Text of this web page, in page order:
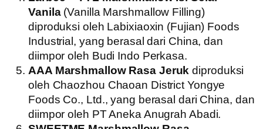
Vanila(Vanilla Marshmallow Filling)
diproduksi oleh Labixiaoxin (Fujian) Foods
Industrial, yang berasal dari China, dan
diimpor oleh Budi Indo Perkasa.
AAA Marshmallow Rasa Jeruk diproduksi
oleh Chaozhou Chaoan District Yongye
Foods Co., Ltd., yang berasal dari China, dan
diimpor oleh PT Aneka Anugrah Abadi.